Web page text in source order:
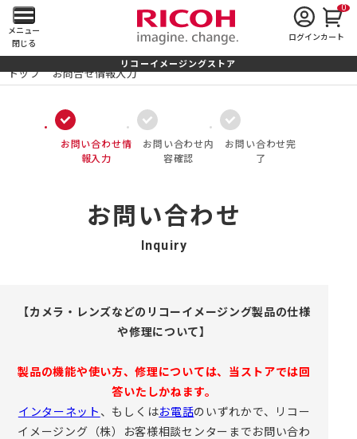
メ
イ
ン
く
メニュー
閉じる
ログイン
0
カート
リコーイメージングストア
トップ お問合せ情報入力
お問い合わせ情
報入力
お問い合わせ内
容確認
お問い合わせ完
了
お問い合わせ
Inquiry
【カメラ・レンズなどのリコーイメージング製品の仕様
や修理について】
製品の機能や使い方、修理については、当ストアでは回
答いたしかねます。
インターネット 、もしくはお電話のいずれかで、リコー
イメージング（株）お客様相談センターまでお問い合わ